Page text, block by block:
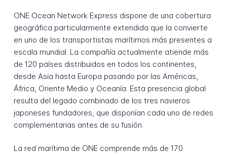
ONE Ocean Network Express dispone de una cobertura
geográfica particularmente extendida que la convierte
en uno de los transportistas marítimos más presentes a
escala mundial. La compañía actualmente atiende más
de 120 países distribuidos en todos los continentes,
desde Asia hasta Europa pasando por las Américas,
África, Oriente Medio y Oceanía. Esta presencia global
resulta del legado combinado de los tres navieros
japoneses fundadores, que disponían cada uno de redes
complementarias antes de su fusión.
La red marítima de ONE comprende más de 170